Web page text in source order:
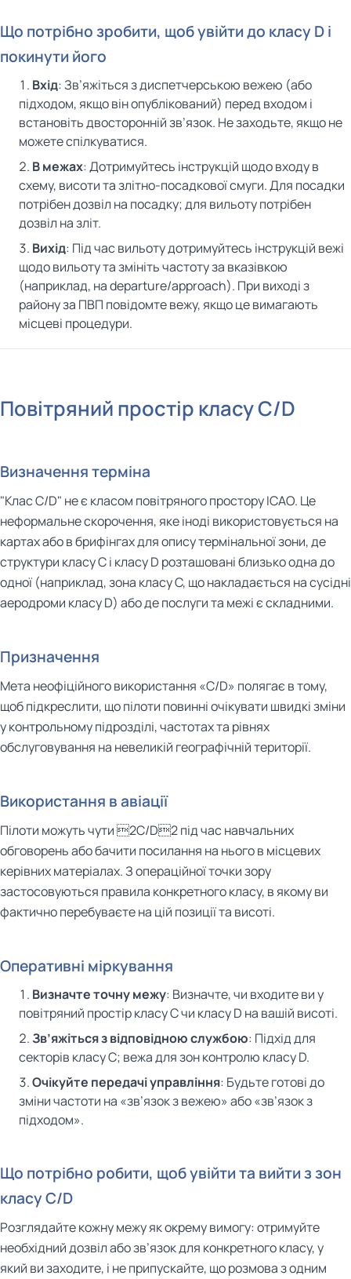
Що потрібно зробити, щоб увійти до класу D і
покинути його
Вхід: Зв’яжіться з диспетчерською вежею (або
підходом, якщо він опублікований) перед входом і
встановіть двосторонній зв’язок. Не заходьте, якщо не
можете спілкуватися.
В межах: Дотримуйтесь інструкцій щодо входу в
схему, висоти та злітно-посадкової смуги. Для посадки
потрібен дозвіл на посадку; для вильоту потрібен
дозвіл на зліт.
Вихід: Під час вильоту дотримуйтесь інструкцій вежі
щодо вильоту та змініть частоту за вказівкою
(наприклад, на departure/approach). При виході з
району за ПВП повідомте вежу, якщо це вимагають
місцеві процедури.
Повітряний простір класу C/D
Визначення терміна
"Клас C/D" не є класом повітряного простору ICAO. Це
неформальне скорочення, яке іноді використовується на
картах або в брифінгах для опису термінальної зони, де
структури класу C і класу D розташовані близько одна до
одної (наприклад, зона класу C, що накладається на сусідні
аеродроми класу D) або де послуги та межі є складними.
Призначення
Мета неофіційного використання «C/D» полягає в тому,
щоб підкреслити, що пілоти повинні очікувати швидкі зміни
у контрольному підрозділі, частотах та рівнях
обслуговування на невеликій географічній території.
Використання в авіації
Пілоти можуть чути 2C/D2 під час навчальних
обговорень або бачити посилання на нього в місцевих
керівних матеріалах. З операційної точки зору
застосовуються правила конкретного класу, в якому ви
фактично перебуваєте на цій позиції та висоті.
Оперативні міркування
Визначте точну межу: Визначте, чи входите ви у
повітряний простір класу C чи класу D на вашій висоті.
Зв’яжіться з відповідною службою: Підхід для
секторів класу C; вежа для зон контролю класу D.
Очікуйте передачі управління: Будьте готові до
зміни частоти на «зв’язок з вежею» або «зв’язок з
підходом».
Що потрібно робити, щоб увійти та вийти з зон
класу C/D
Розглядайте кожну межу як окрему вимогу: отримуйте
необхідний дозвіл або зв’язок для конкретного класу, у
який ви заходите, і не припускайте, що розмова з одним